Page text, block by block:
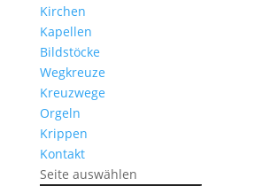
Kirchen
Kapellen
Bild­stöcke
Wegkreuze
Kreuz­wege
Orgeln
Krippen
Kontakt
Seite auswählen